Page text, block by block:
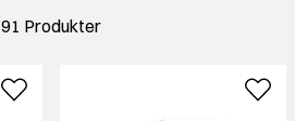
91 Produkter